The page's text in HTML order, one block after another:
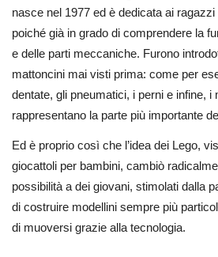
nasce nel 1977 ed è dedicata ai
poiché già in grado di comprendere la
e delle parti meccaniche. Furono
mattoncini mai visti prima: come per
dentate, gli pneumatici, i perni e infine, i
rappresentano la parte più importante
Ed è proprio così che l’idea dei Lego,
giocattoli per bambini, cambiò
possibilità a dei giovani, stimolati dalla
di costruire modellini sempre più
di muoversi grazie alla tecnologia.